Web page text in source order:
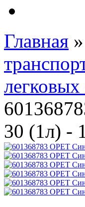
Главная »
30 (1л) -